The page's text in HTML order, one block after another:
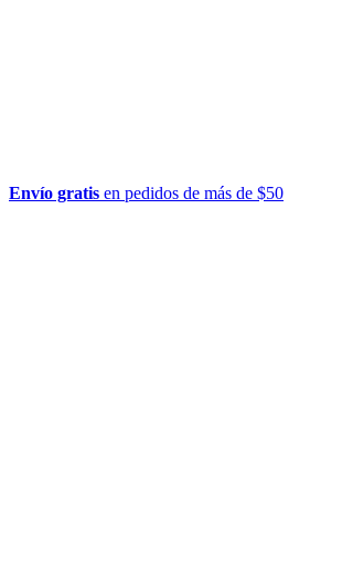
Envío gratis en pedidos de más de $50